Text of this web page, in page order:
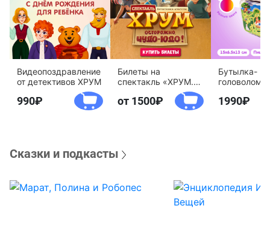
Видеопоздравление
от детективов ХРУМ
990
Билеты на
спектакль «ХРУМ.
Осторожно, Чудо-
Юдо!»
от 1500
Бутылка-
агентство
1990
Сказки и подкасты